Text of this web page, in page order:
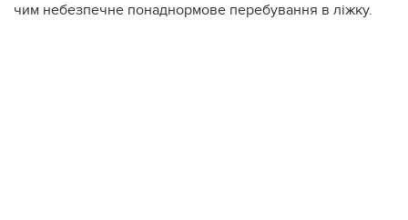
чим небезпечне понаднормове перебування в ліжку.